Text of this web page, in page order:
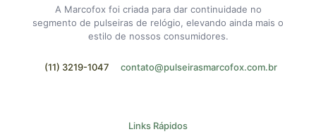
A Marcofox foi criada para dar continuidade no
segmento de pulseiras de relógio, elevando ainda mais o
estilo de nossos consumidores.
(11) 3219-1047 contato@pulseirasmarcofox.com.br
Links Rápidos